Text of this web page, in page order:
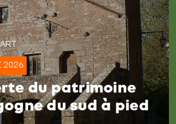
2026
du patrimoine
du sud à pied